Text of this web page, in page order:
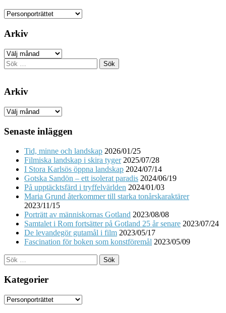
Kategorier
Arkiv
Arkiv
Sök
efter:
Arkiv
Arkiv
Senaste inläggen
Tid, minne och landskap 2026/01/25
Filmiska landskap i skira tyger 2025/07/28
I Stora Karlsös öppna landskap 2024/07/14
Gotska Sandön – ett isolerat paradis 2024/06/19
På upptäcktsfärd i tryffelvärlden 2024/01/03
Maria Grund återkommer till starka tonårskaraktärer
2023/11/15
Porträtt av människornas Gotland 2023/08/08
Samtalet i Rom fortsätter på Gotland 25 år senare 2023/07/24
De levandegör gutamål i film 2023/05/17
Fascination för boken som konstföremål 2023/05/09
Sök
efter:
Kategorier
Kategorier